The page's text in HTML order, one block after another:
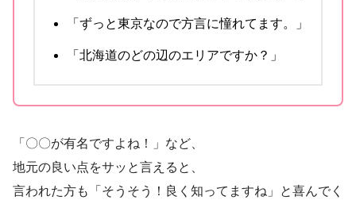
「ずっと東京なので方言に憧れてます。」
「北海道のどの辺のエリアですか？」
「〇〇が有名ですよね！」など、
地元の良い点をサッと言えると、
言われた方も「そうそう！良く知ってますね」と喜んでく